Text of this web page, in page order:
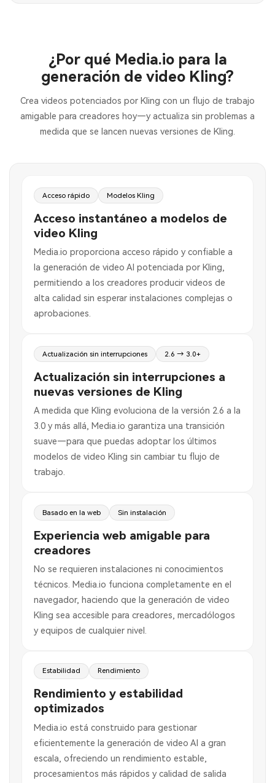
¿Por qué Media.io para la
generación de video Kling?
Crea videos potenciados por Kling con un flujo de trabajo
amigable para creadores hoy—y actualiza sin problemas a
medida que se lancen nuevas versiones de Kling.
Acceso rápido Modelos Kling
Acceso instantáneo a modelos de
video Kling
Media.io proporciona acceso rápido y confiable a
la generación de video AI potenciada por Kling,
permitiendo a los creadores producir videos de
alta calidad sin esperar instalaciones complejas o
aprobaciones.
Actualización sin interrupciones 2.6 → 3.0+
Actualización sin interrupciones a
nuevas versiones de Kling
A medida que Kling evoluciona de la versión 2.6 a la
3.0 y más allá, Media.io garantiza una transición
suave—para que puedas adoptar los últimos
modelos de video Kling sin cambiar tu flujo de
trabajo.
Basado en la web Sin instalación
Experiencia web amigable para
creadores
No se requieren instalaciones ni conocimientos
técnicos. Media.io funciona completamente en el
navegador, haciendo que la generación de video
Kling sea accesible para creadores, mercadólogos
y equipos de cualquier nivel.
Estabilidad Rendimiento
Rendimiento y estabilidad
optimizados
Media.io está construido para gestionar
eficientemente la generación de video AI a gran
escala, ofreciendo un rendimiento estable,
procesamientos más rápidos y calidad de salida